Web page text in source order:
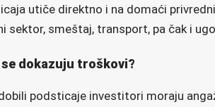
utiče direktno i na domaći
sektor, smeštaj, transport, pa čak i
se dokazuju troškovi?
podsticaje investitori moraju